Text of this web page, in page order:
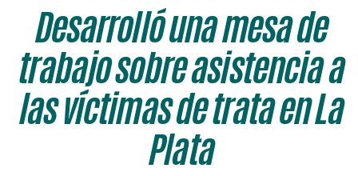
Desarrolló una mesa de
trabajo sobre asistencia a
las víctimas de trata en La
Plata